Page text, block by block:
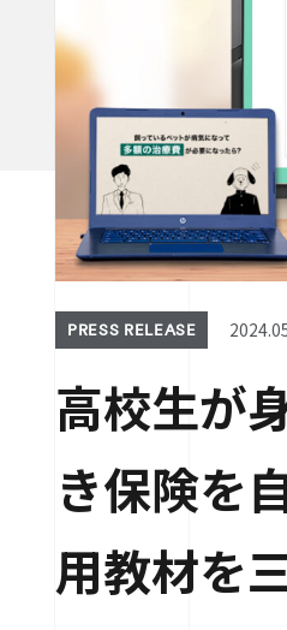
PRESS RELEASE
高校生が
き保険を
用教材を